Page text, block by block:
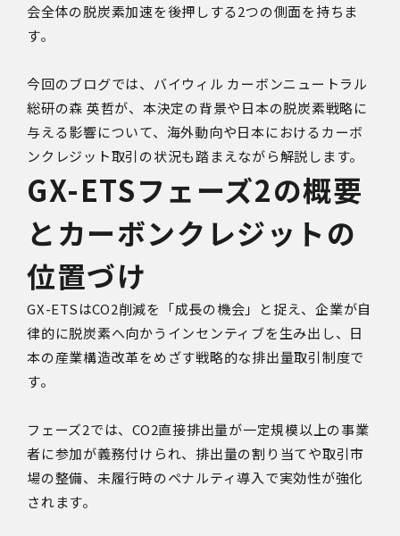
会全体の脱炭素加速を後押しする2つの側面を持ちま
す。
今回のブログでは、バイウィル カーボンニュートラル
総研の森 英哲が、本決定の背景や日本の脱炭素戦略に
与える影響について、海外動向や日本におけるカーボ
ンクレジット取引の状況も踏まえながら解説します。
GX-ETSフェーズ2の概要
とカーボンクレジットの
位置づけ
GX-ETSはCO2削減を「成長の機会」と捉え、企業が自
律的に脱炭素へ向かうインセンティブを生み出し、日
本の産業構造改革をめざす戦略的な排出量取引制度で
す。
フェーズ2では、CO2直接排出量が一定規模以上の事業
者に参加が義務付けられ、排出量の割り当てや取引市
場の整備、未履行時のペナルティ導入で実効性が強化
されます。